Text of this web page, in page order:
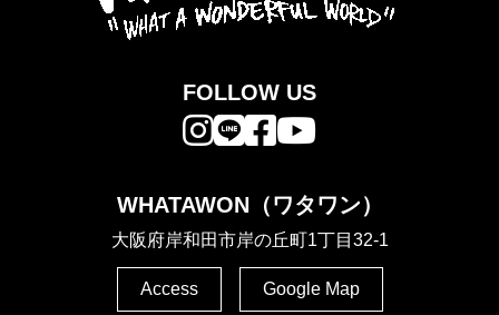
FOLLOW US
WHATAWON（ワタワン）
大阪府岸和田市岸の丘町1丁目32-1
Access Google Map